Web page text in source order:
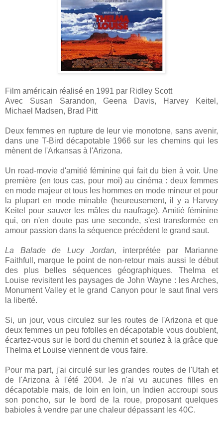
Film américain réalisé en 1991 par Ridley Scott
Avec Susan Sarandon, Geena Davis, Harvey Keitel,
Michael Madsen, Brad Pitt
Deux femmes en rupture de leur vie monotone, sans avenir,
dans une T-Bird décapotable 1966 sur les chemins qui les
mènent de l'Arkansas à l'Arizona.
Un road-movie d'amitié féminine qui fait du bien à voir. Une
première (en tous cas, pour moi) au cinéma : deux femmes
en mode majeur et tous les hommes en mode mineur et pour
la plupart en mode minable (heureusement, il y a Harvey
Keitel pour sauver les mâles du naufrage). Amitié féminine
qui, on n'en doute pas une seconde, s'est transformée en
amour passion dans la séquence précédent le grand saut.
La Balade de Lucy Jordan, interprétée par Marianne
Faithfull, marque le point de non-retour mais aussi le début
des plus belles séquences géographiques. Thelma et
Louise revisitent les paysages de John Wayne : les Arches,
Monument Valley et le grand Canyon pour le saut final vers
la liberté.
Si, un jour, vous circulez sur les routes de l'Arizona et que
deux femmes un peu fofolles en décapotable vous doublent,
écartez-vous sur le bord du chemin et souriez à la grâce que
Thelma et Louise viennent de vous faire.
Pour ma part, j'ai circulé sur les grandes routes de l'Utah et
de l'Arizona à l'été 2004. Je n'ai vu aucunes filles en
décapotable mais, de loin en loin, un Indien accroupi sous
son poncho, sur le bord de la roue, proposant quelques
babioles à vendre par une chaleur dépassant les 40C.